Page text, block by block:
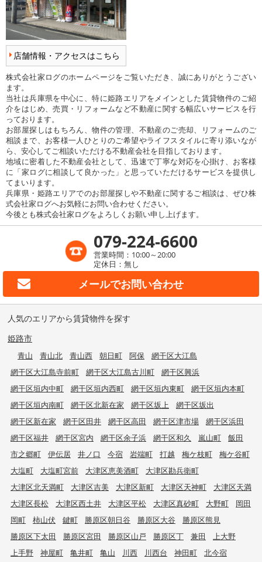
店舗情報・アクセスはこちら
株式会社家ログのホームページをご覧いただき、誠にありがとうござい
ます。
当社は兵庫県を中心に、特に姫路エリアをメインとした賃貸物件のご紹
介をはじめ、売買・リフォームなど不動産に関する幅広いサービスを行
っております。
お部屋探しはもちろん、物件の管理、不動産のご売却、リフォームのご
相談まで、お客様一人ひとりのご希望やライフスタイルに寄り添いなが
ら、安心してご相談いただける不動産会社を目指しております。
地域に密着した不動産会社として、迅速で丁寧な対応を心掛け、お客様
に「家ログに相談して良かった」と思っていただけるサービスを提供し
てまいります。
兵庫県・姫路エリアでのお部屋探しや不動産に関するご相談は、ぜひ株
式会社家ログへお気軽にお問い合わせください。
今後とも株式会社家ログをよろしくお願い申し上げます。
079-224-6600
営業時間：10:00～20:00
定休日：無し
メールでお問い合わせ
人気のエリアから賃貸物件を探す
姫路市
青山 青山北 青山西 朝日町 阿保
網干区大江島
網干区大江島寺前町
網干区大江島古川町
網干区興浜
網干区垣内中町
網干区垣内西町 網干区垣内東町
網干区垣内本町
網干区垣内南町
網干区北新在家 網干区坂上
網干区坂出
網干区新在家
網干区田井 網干区高田 網干区津市場
網干区浜田
網干区福井
網干区宮内 網干区余子浜 網干区和久 嵐山町
飯田
市之郷町
伊伝居 井ノ口 今宿 岩端町 打越 梅ケ枝町
梅ケ谷町
大塩町
大塩町宮前 大津区恵美酒町
大津区勘兵衛町
大津区北天満町
大津区吉美 大津区新町 大津区天神町
大津区天満
大津区長松
大津区西土井 大津区平松 大津区真砂町 大野町
岡田
岡町
柿山伏 鍵町 勝原区朝日谷 勝原区大谷
勝原区熊見
勝原区下太田
勝原区宮田 勝原区山戸 勝原区丁 兼田
上大野
上手野
神屋町 亀井町 亀山 川西 川西台 神田町 北今宿